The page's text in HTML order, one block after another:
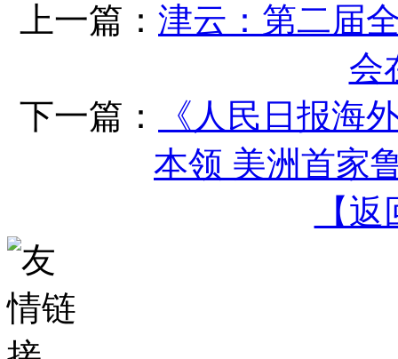
上一篇： 津云：第二届
会
下一篇：
《人民日报海
本领 美洲首家
【